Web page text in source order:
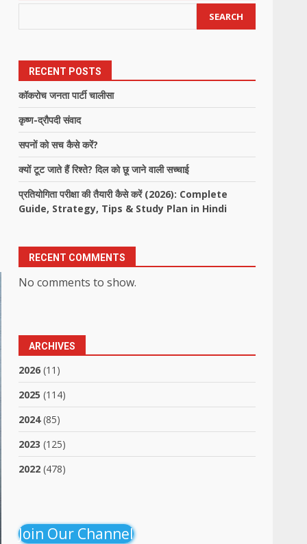
SEARCH
RECENT POSTS
कॉकरोच जनता पार्टी चालीसा
कृष्ण-द्रौपदी संवाद
सपनों को सच कैसे करें?
क्यों टूट जाते हैं रिश्ते? दिल को छू जाने वाली सच्चाई
प्रतियोगिता परीक्षा की तैयारी कैसे करें (2026): Complete
Guide, Strategy, Tips & Study Plan in Hindi
RECENT COMMENTS
No comments to show.
ARCHIVES
2026 (11)
2025 (114)
2024(85)
2023 (125)
2022 (478)
Join Our Channel